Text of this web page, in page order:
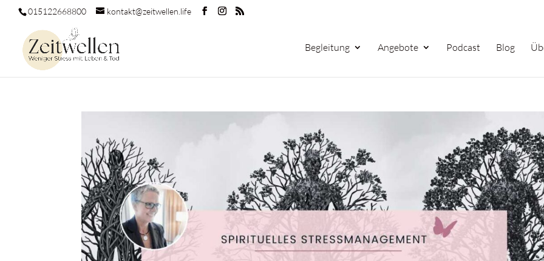
015122668800 kontakt@zeitwellen.life
Begleitung Angebote Podcast Blog